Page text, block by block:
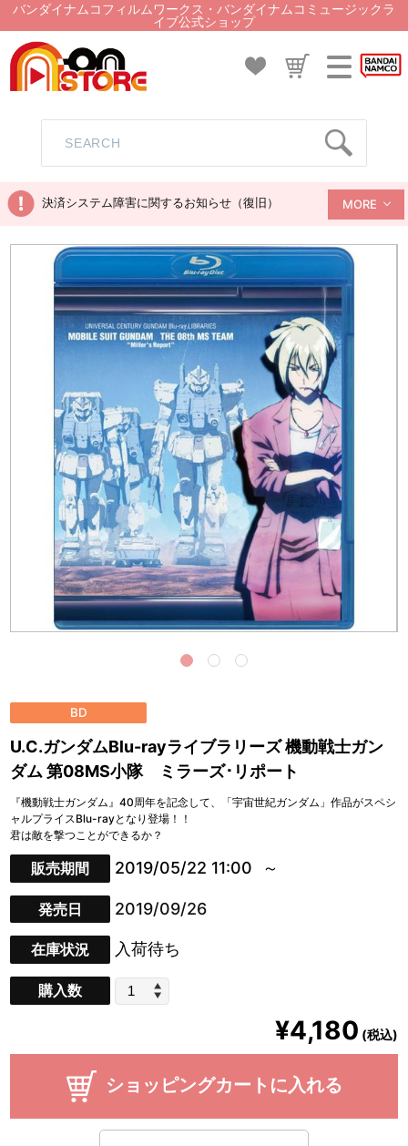
バンダイナムコフィルムワークス・バンダイナムコミュージックラ
イブ公式ショップ
決済システム障害に関するお知らせ（復旧） MORE
BD
U.C.ガンダムBlu-rayライブラリーズ 機動戦士ガン
ダム 第08MS小隊 ミラーズ･リポート
『機動戦士ガンダム』40周年を記念して、「宇宙世紀ガンダム」作品がスペシ
ャルプライスBlu-rayとなり登場！！
君は敵を撃つことができるか？
販売期間 2019/05/22 11:00
発売日 2019/09/26
在庫状況 入荷待ち
購入数
¥4,180 (税込)
ショッピングカートに入れる